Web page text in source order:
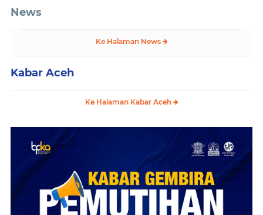
News
Ke Halaman News
Kabar Aceh
Ke Halaman Kabar Aceh